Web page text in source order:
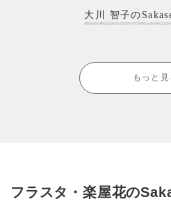
大川 智子の
もっと見
フラスタ・楽屋花の